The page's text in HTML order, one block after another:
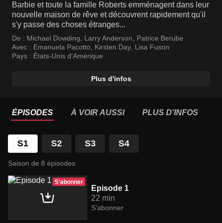
Barbie et toute la famille Roberts emménagent dans leur
nouvelle maison de rêve et découvrent rapidement qu'il
s'y passe des choses étranges...
De : Michael Dowding Larry Anderson
Patrice Berube
Avec : Emanuela Pacotto Kirsten Day Lisa Fuson
Pays : États-Unis d'Amérique
Plus d'infos
ÉPISODES À VOIR AUSSI PLUS D'INFOS
S1 S2 S3 S4
Saison de 8 épisodes
S'abonner
Episode 1
22 min
S'abonner